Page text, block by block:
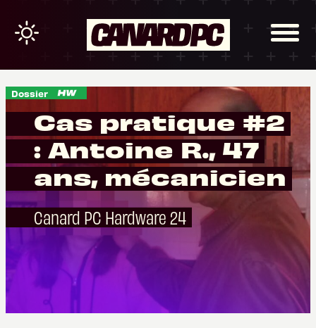
Dossier
Cas pratique #2
: Antoine R., 47
ans, mécanicien
Canard PC Hardware 24